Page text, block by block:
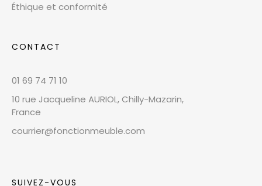
Éthique et conformité
CONTACT
01 69 74 71 10
10 rue Jacqueline AURIOL, Chilly-Mazarin,
France
courrier@fonctionmeuble.com
SUIVEZ-VOUS